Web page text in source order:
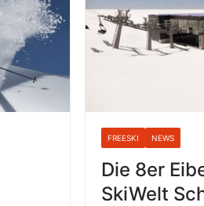
FREESKI NEWS
Die 8er
SkiWelt